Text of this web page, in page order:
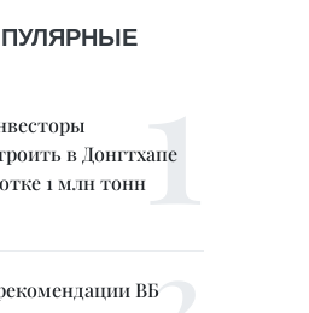
в Донгтхапе
1 млн тонн
ВБ